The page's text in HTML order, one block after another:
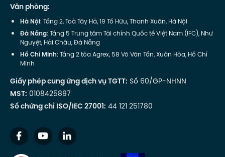
Văn phòng:
Hà Nội: Tầng 2, Toà Tây Hà, 19 Tố Hữu, Thanh Xuân, Hà Nội
Đà Nẵng: Tầng 5 Trung tâm Tài chính Quốc tế Việt Nam (IFC), Như
Nguyệt, Hải Châu, Đà Nẵng
Hồ Chí Minh: Tầng 2 tòa Agrex, 58 Võ Văn Tần, Xuân Hòa, Hồ Chí
Minh
Giấy phép cung ứng dịch vụ TGTT: Số 60/GP-NHNN
MST: 0108425897
Số chứng chỉ ISO/IEC 27001: 44 121 251780